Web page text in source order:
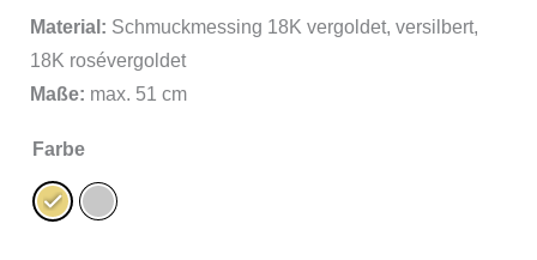
Material: Schmuckmessing 18K vergoldet, versilbert,
18K rosévergoldet
Maße: max. 51 cm
Farbe